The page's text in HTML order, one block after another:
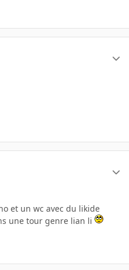
et un wc avec du likide
une tour genre lian li